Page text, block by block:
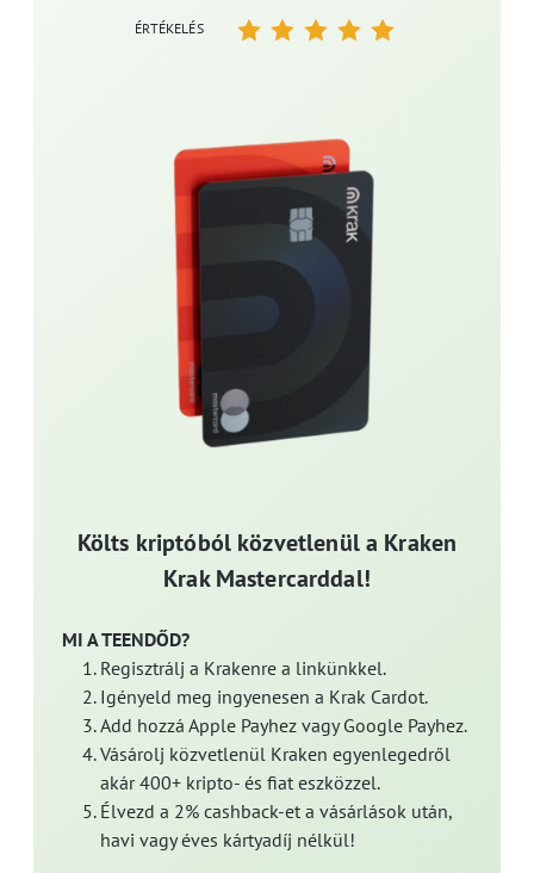
Költs kriptóból közvetlenül a Kraken
Krak Mastercarddal!
MI A TEENDŐD?
Regisztrálj a Krakenre a linkünkkel.
Igényeld meg ingyenesen a Krak Cardot.
Add hozzá Apple Payhez vagy Google Payhez.
Vásárolj közvetlenül Kraken egyenlegedről
akár 400+ kripto- és fiat eszközzel.
Élvezd a 2% cashback-et a vásárlások után,
havi vagy éves kártyadíj nélkül!
ÉRTÉKELÉS